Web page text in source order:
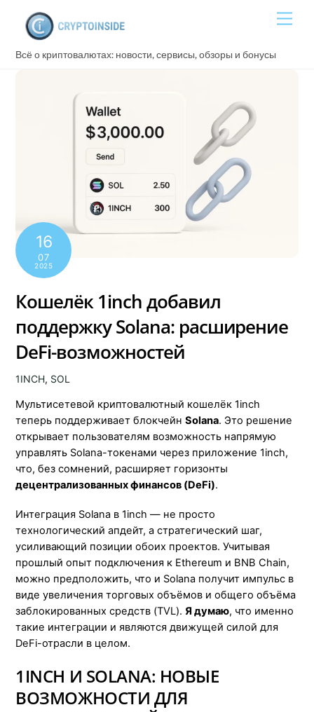
content
Всё о криптовалютах: новости, сервисы, обзоры и бонусы
16
07
2025
Кошелёк 1inch добавил
поддержку Solana: расширение
DeFi-возможностей
1INCH, SOL
Мультисетевой криптовалютный кошелёк 1inch
теперь поддерживает блокчейнSolana. Это решение
открывает пользователям возможность напрямую
управлять Solana-токенами через приложение 1inch,
что, без сомнений, расширяет горизонты
децентрализованных финансов (DeFi).
Интеграция Solana в 1inch — не просто
технологический апдейт, а стратегический шаг,
усиливающий позиции обоих проектов. Учитывая
прошлый опыт подключения к Ethereum и BNB Chain,
можно предположить, что и Solana получит импульс в
виде увеличения торговых объёмов и общего объёма
заблокированных средств (TVL). Я думаю, что именно
такие интеграции и являются движущей силой для
DeFi-отрасли в целом.
1INCH И SOLANA: НОВЫЕ
ВОЗМОЖНОСТИ ДЛЯ